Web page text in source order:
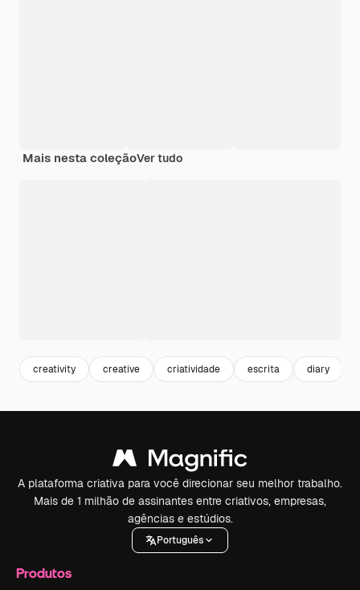
Mais nesta coleçãoVer tudo
creativity creative criatividade escrita diary
A plataforma criativa para você direcionar seu melhor trabalho.
Mais de 1 milhão de assinantes entre criativos, empresas,
agências e estúdios.
Português
Produtos